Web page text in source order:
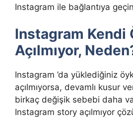
Instagram ile bağlantıya
Instagram Kendi
Açılmıyor,
Instagram ’da yüklediğiniz
açılmıyorsa, devamlı kusur
birkaç değişik sebebi daha
Instagram story açılmıyor